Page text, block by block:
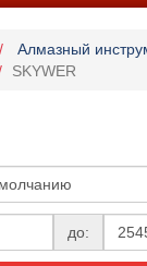
Алмазный
SKYWER
до: